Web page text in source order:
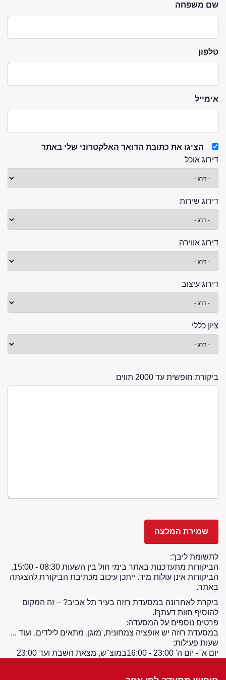
שם משפחה
טלפון
אימייל
הציגו את כתובת הדואר האלקטרוני שלי באתר
דירוג אוכל
דירוג שירות
דירוג אווירה
דירוג עיצוב
ציון כללי
ביקורת חופשית עד 2000 תווים
לתשומת ליבך:
הביקורות מתעדכנות באתר בימי חול בין השעות 08:30 - 15:00.
הביקורות אינן עולות מיד. ייתכן עיכוב מכתיבת הביקורת להצגתה
באתר.
ביקרת לאחרונה במסעדת רוזה בעיר תל אביב? – זה המקום
להוסיף חוות דעתך!.
פרטים נוספים על המסעדה:
במסעדת רוזה יש אופציה צמחונית, מזגן, מתאים לילדים, ועוד ...
שעות פעילות:
יום א' - יום ה' 23:00 - 16:00
במוצ"ש, מצאת השבת ועד 23:00